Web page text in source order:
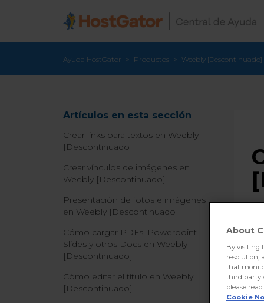
Ayuda HostGator Productos Weebly [Descontinuado]
Artículos en esta sección
Crear links para textos en Weebly
[Descontinuado]
Crear vínculos de imágenes en
Weebly [Descontinuado]
Presentación de fotos e imágenes
en Weebly [Descontinuado]
Cómo cargar PDFs, Powerpoint
Slides y otros Docs en Weebly
[Descontinuado]
Cómo editar el título en Weebly
[Descontinuado]
About
By visiting
resolution,
that
third party
please
Cookie